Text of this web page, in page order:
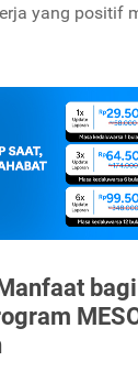
yang positif